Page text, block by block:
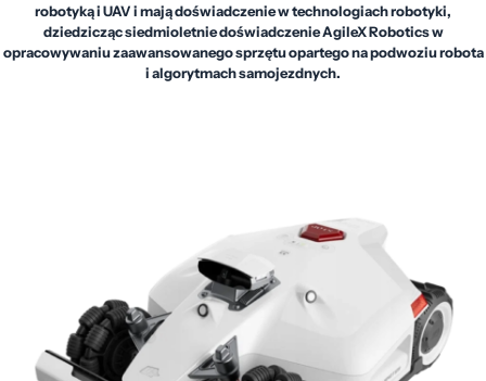
robotyką i UAV i mają doświadczenie w technologiach robotyki,
dziedzicząc siedmioletnie doświadczenie AgileX Robotics w
opracowywaniu zaawansowanego sprzętu opartego na podwoziu robota
i algorytmach samojezdnych.